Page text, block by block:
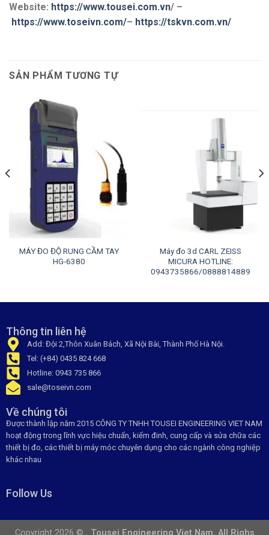
Website: https://www.tousei.com.vn/ –
https://www.toseivn.com/– https://tskvn.com.vn/
SẢN PHẨM TƯƠNG TỰ
MÁY ĐO ĐỘ RUNG CẦM TAY
HG-6380
Máy đo 3d CARL ZEISS
MICURA HOTLINE:
0943735866/0888814889
Thông tin liên hệ
Add: Đội 2,Thôn Xuân Bách, Xã Nội Bài, Thành Phố Hà Nội.
Tel: (+84) 0435 824 668
Hotline: 0943 735 866
sale@toseivn.com
Về chúng tôi
Được thành lập năm 2015 CÔNG TY TNHH TOUSEI ENGINEERING VIET NAM
hoạt động trong lĩnh vực hiệu chuẩn, kiểm đinh, cung cấp và sửa chữa các
thiết bị đo, các thiết bị máy móc chuyên dụng cho các ngành công nghiệp
khác nhau
Follow Us
Copyright 2026 © . Tousei Engineering Viet Nam. All Righs